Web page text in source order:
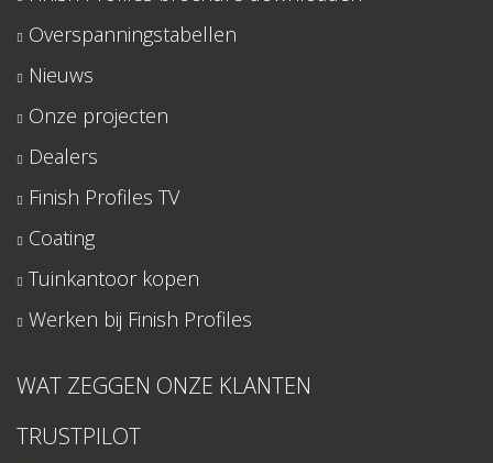
Overspanningstabellen
Nieuws
Onze projecten
Dealers
Finish Profiles TV
Coating
Tuinkantoor kopen
Werken bij Finish Profiles
WAT ZEGGEN ONZE KLANTEN
TRUSTPILOT